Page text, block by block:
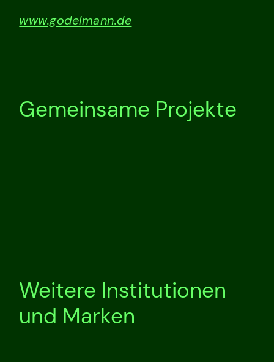
www.godelmann.de
Gemeinsame Projekte
Weitere Institutionen
und Marken